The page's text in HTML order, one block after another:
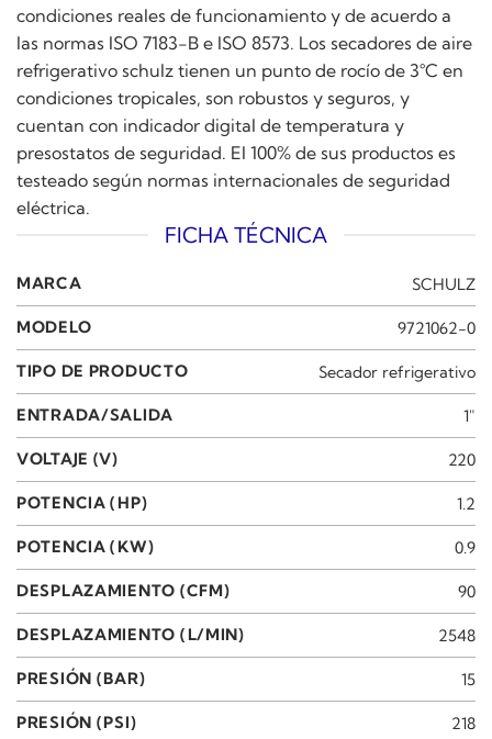
condiciones reales de funcionamiento y de acuerdo a
las normas ISO 7183-B e ISO 8573. Los secadores de aire
refrigerativo schulz tienen un punto de rocío de 3°C en
condiciones tropicales, son robustos y seguros, y
cuentan con indicador digital de temperatura y
presostatos de seguridad. El 100% de sus productos es
testeado según normas internacionales de seguridad
eléctrica.
FICHA TÉCNICA
MARCA SCHULZ
MODELO 9721062-0
TIPO DE PRODUCTO Secador refrigerativo
ENTRADA/SALIDA 1"
VOLTAJE (V) 220
POTENCIA (HP) 1.2
POTENCIA (KW) 0.9
DESPLAZAMIENTO (CFM) 90
DESPLAZAMIENTO (L/MIN) 2548
PRESIÓN (BAR) 15
PRESIÓN (PSI) 218